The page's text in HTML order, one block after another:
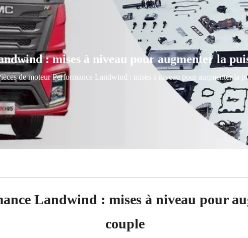
: mises à niveau pour augmenter la
de moteur Performance Landwind : mises à niveau pour augmenter la
Landwind : mises à niveau pour
couple